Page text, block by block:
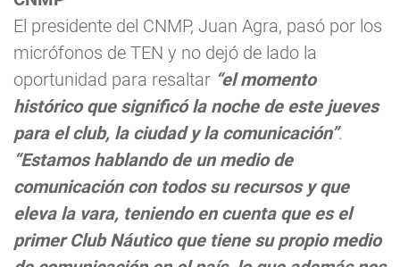
El presidente del CNMP, Juan Agra, pasó por los
micrófonos de TEN y no dejó de lado la
oportunidad para resaltar “el momento
histórico que significó la noche de este jueves
para el club, la ciudad y la comunicación”.
“Estamos hablando de un medio de
comunicación con todos su recursos y que
eleva la vara, teniendo en cuenta que es el
primer Club Náutico que tiene su propio medio